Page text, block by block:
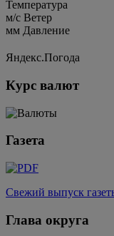
Температура
м/c Ветер
мм Давление
Яндекс.Погода
Курс валют
Газета
Свежий выпуск
Глава округа